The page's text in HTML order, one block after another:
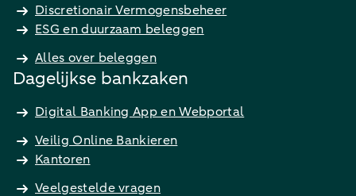
Discretionair Vermogensbeheer
ESG en duurzaam beleggen
Alles over beleggen
Dagelijkse bankzaken
Digital Banking App en Webportal
Veilig Online Bankieren
Kantoren
Veelgestelde vragen